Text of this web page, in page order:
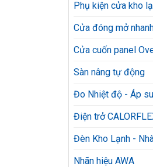
Phụ kiện cửa kho
Cửa đóng mở
Cửa cuốn panel
Sàn nâng tự động
Đo Nhiệt độ - Áp
Điện trở
Đèn Kho Lạnh -
Nhãn hiệu AWA